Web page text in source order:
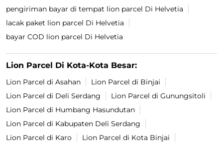
pengiriman bayar di tempat lion parcel Di Helvetia
lacak paket lion parcel Di Helvetia
bayar COD lion parcel Di Helvetia
Lion Parcel Di Kota-Kota Besar:
Lion Parcel di Asahan
Lion Parcel di Binjai
Lion Parcel di Deli Serdang
Lion Parcel di Gunungsitoli
Lion Parcel di Humbang Hasundutan
Lion Parcel di Kabupaten Deli Serdang
Lion Parcel di Karo
Lion Parcel di Kota Binjai